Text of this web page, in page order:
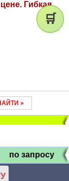
Гибкая
по запросу
🛒